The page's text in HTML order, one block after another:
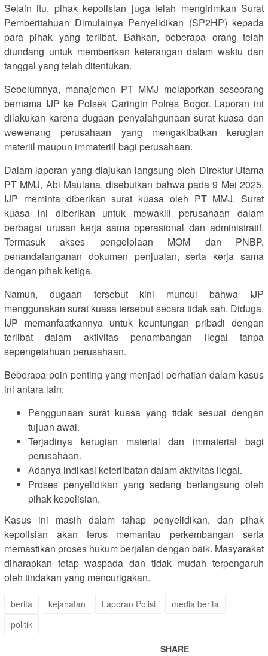
Selain itu, pihak kepolisian juga telah mengirimkan Surat
Pemberitahuan Dimulainya Penyelidikan (SP2HP) kepada
para pihak yang terlibat. Bahkan, beberapa orang telah
diundang untuk memberikan keterangan dalam waktu dan
tanggal yang telah ditentukan.
Sebelumnya, manajemen PT MMJ melaporkan seseorang
bernama IJP ke Polsek Caringin Polres Bogor. Laporan ini
dilakukan karena dugaan penyalahgunaan surat kuasa dan
wewenang perusahaan yang mengakibatkan kerugian
materiil maupun immateriil bagi perusahaan.
Dalam laporan yang diajukan langsung oleh Direktur Utama
PT MMJ, Abi Maulana, disebutkan bahwa pada 9 Mei 2025,
IJP meminta diberikan surat kuasa oleh PT MMJ. Surat
kuasa ini diberikan untuk mewakili perusahaan dalam
berbagai urusan kerja sama operasional dan administratif.
Termasuk akses pengelolaan MOM dan PNBP,
penandatanganan dokumen penjualan, serta kerja sama
dengan pihak ketiga.
Namun, dugaan tersebut kini muncul bahwa IJP
menggunakan surat kuasa tersebut secara tidak sah. Diduga,
IJP memanfaatkannya untuk keuntungan pribadi dengan
terlibat dalam aktivitas penambangan ilegal tanpa
sepengetahuan perusahaan.
Beberapa poin penting yang menjadi perhatian dalam kasus
ini antara lain:
Penggunaan surat kuasa yang tidak sesuai dengan
tujuan awal.
Terjadinya kerugian material dan immaterial bagi
perusahaan.
Adanya indikasi keterlibatan dalam aktivitas ilegal.
Proses penyelidikan yang sedang berlangsung oleh
pihak kepolisian.
Kasus ini masih dalam tahap penyelidikan, dan pihak
kepolisian akan terus memantau perkembangan serta
memastikan proses hukum berjalan dengan baik. Masyarakat
diharapkan tetap waspada dan tidak mudah terpengaruh
oleh tindakan yang mencurigakan.
berita kejahatan Laporan Polisi
media berita
politik
SHARE